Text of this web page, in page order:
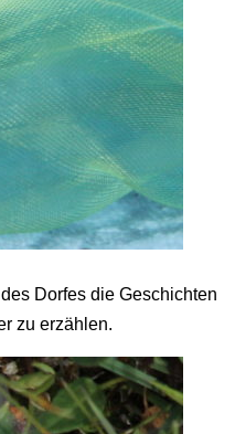
Dorfes die Geschichten
zu erzählen.